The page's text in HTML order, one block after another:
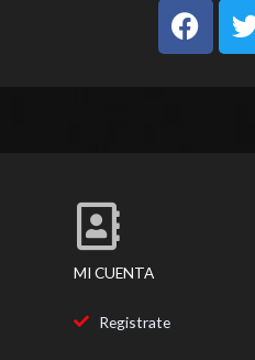
F
a
w
MI CUENTA
Registrate